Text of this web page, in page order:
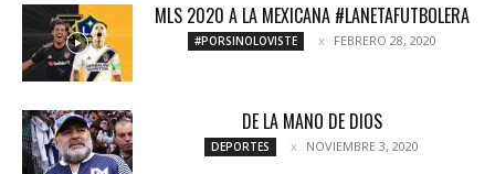
MLS 2020 A LA MEXICANA #LANETAFUTBOLERA
#PORSINOLOVISTE FEBRERO 28, 2020
DE LA MANO DE DIOS
DEPORTES NOVIEMBRE 3, 2020